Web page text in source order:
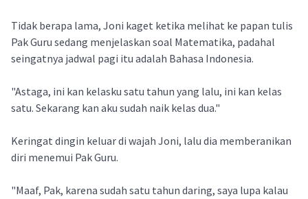
Tidak berapa lama, Joni kaget ketika melihat ke papan tulis
Pak Guru sedang menjelaskan soal Matematika, padahal
seingatnya jadwal pagi itu adalah Bahasa Indonesia.
"Astaga, ini kan kelasku satu tahun yang lalu, ini kan kelas
satu. Sekarang kan aku sudah naik kelas dua."
Keringat dingin keluar di wajah Joni, lalu dia memberanikan
diri menemui Pak Guru.
"Maaf, Pak, karena sudah satu tahun daring, saya lupa kalau